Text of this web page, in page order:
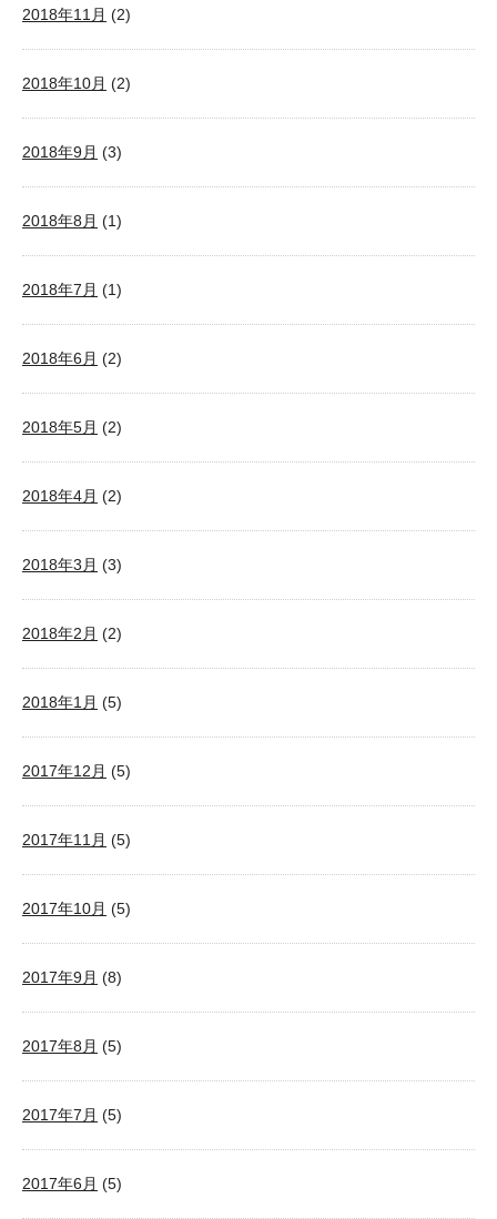
2018年11月 (2)
2018年10月 (2)
2018年9月 (3)
2018年8月 (1)
2018年7月 (1)
2018年6月 (2)
2018年5月 (2)
2018年4月 (2)
2018年3月 (3)
2018年2月 (2)
2018年1月 (5)
2017年12月 (5)
2017年11月 (5)
2017年10月 (5)
2017年9月 (8)
2017年8月 (5)
2017年7月 (5)
2017年6月 (5)